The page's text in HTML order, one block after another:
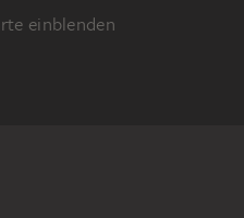
einblenden